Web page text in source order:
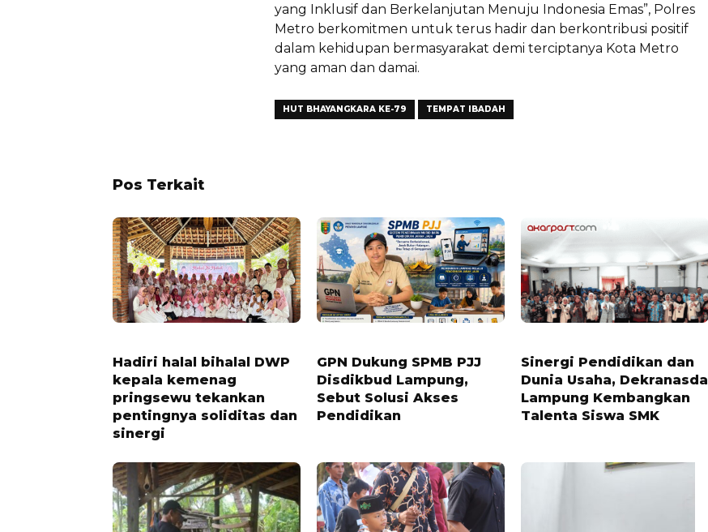
yang Inklusif dan Berkelanjutan Menuju Indonesia Emas”, Polres
Metro berkomitmen untuk terus hadir dan berkontribusi positif
dalam kehidupan bermasyarakat demi terciptanya Kota Metro
yang aman dan damai.
HUT BHAYANGKARA KE-79 TEMPAT IBADAH
Pos Terkait
Hadiri halal bihalal DWP
kepala kemenag
pringsewu tekankan
pentingnya soliditas dan
sinergi
GPN Dukung SPMB PJJ
Disdikbud Lampung,
Sebut Solusi Akses
Pendidikan
Sinergi Pendidikan dan
Dunia Usaha, Dekranasda
Lampung Kembangkan
Talenta Siswa SMK